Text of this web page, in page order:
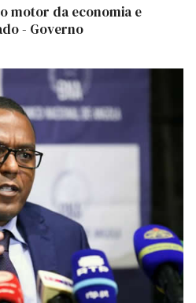
motor da economia e
- Governo